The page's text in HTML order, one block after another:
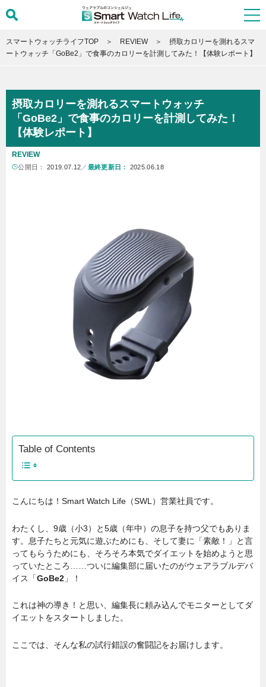
スマートウォッチライフTOP REVIEW
摂取カロリーを測れるスマ
ートウォッチ「GoBe2」で食事のカロリーを計測してみた！【体験レポート】
摂取カロリーを測れるスマートウォッチ
「GoBe2」で食事のカロリーを計測してみた！
【体験レポート】
REVIEW
公開日： 2019.07.12 ／ 最終更新日： 2025.06.18
Table of Contents
こんにちは！Smart Watch Life（SWL）営業社員です。
わたくし、9歳（小3）と5歳（年中）の息子を持つ父でもありま
す。息子たちと元気に遊ぶためにも、そして妻に「素敵！」と言
ってもらうためにも、そろそろ本気でダイエットを始めようと思
っていたところ……ついに編集部に届いたのがウェアラブルデバ
イス「GoBe2 」！
これは神の導き！と思い、編集長に頼み込んでモニターとしてダ
イエットをスタートしました。
ここでは、そんな私の試行錯誤の奮闘記をお届けします。